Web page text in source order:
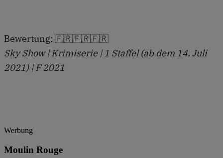
Bewertung: 🇫🇷🇫🇷🇫🇷
Sky Show | Krimiserie | 1 Staffel (ab dem 14. Juli
2021) | F 2021
Werbung
Moulin Rouge